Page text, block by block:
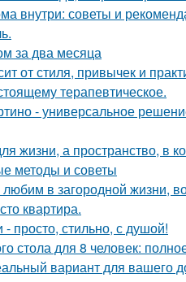
внутри: советы и
за два месяца
от стиля, привычек и
терапевтическое.
- универсальное
жизни, а пространство, в
методы и советы
в загородной жизни,
квартира.
просто, стильно, с душой!
стола для 8 человек:
вариант для вашего